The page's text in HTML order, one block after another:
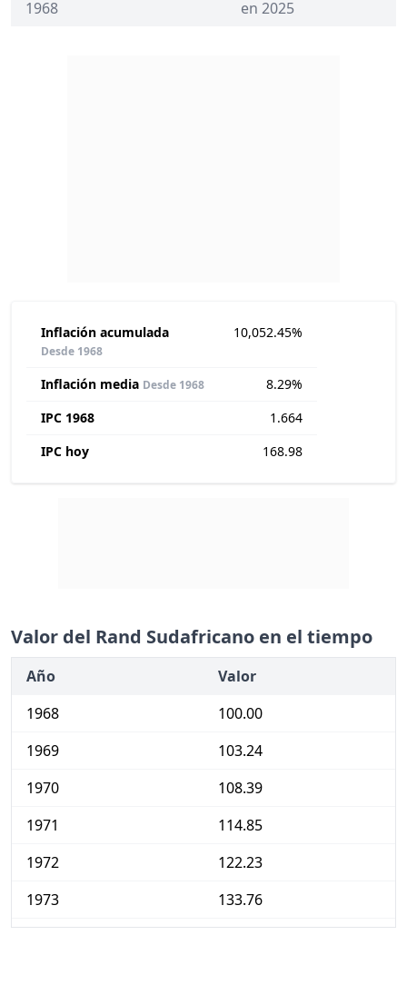
1968
en 2025
Inflación acumulada
Desde 1968
10,052.45%
Inflación media Desde 1968
8.29%
IPC 1968
1.664
IPC hoy
168.98
Valor del Rand Sudafricano en el tiempo
Año
Valor
1968
100.00
1969
103.24
1970
108.39
1971
114.85
1972
122.23
1973
133.76